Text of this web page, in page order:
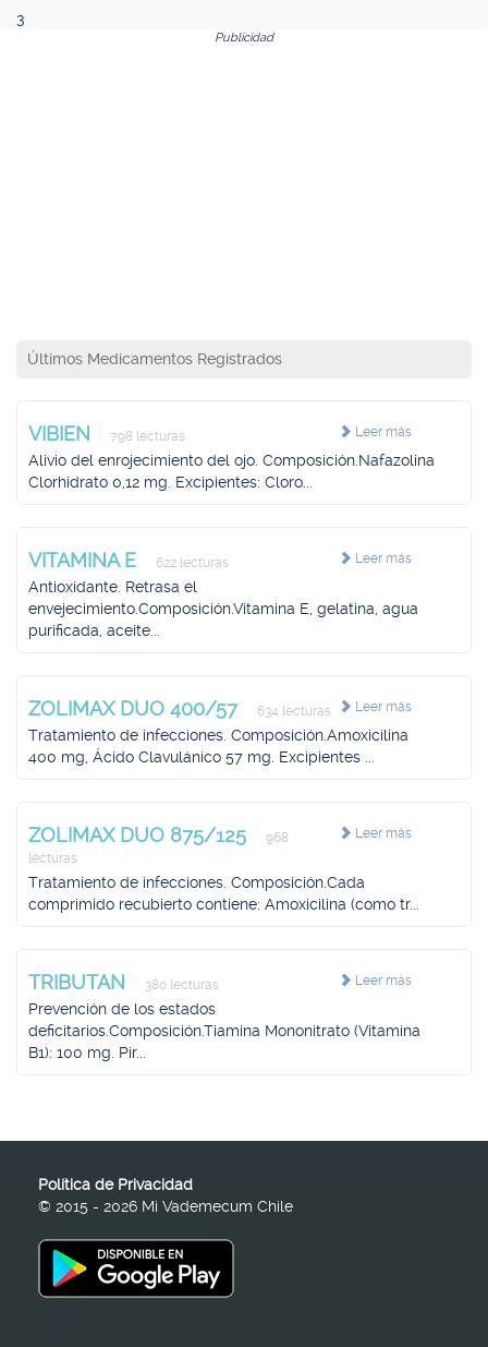
3
Publicidad
Últimos Medicamentos Registrados
Leer más
VIBIEN 798 lecturas
Alivio del enrojecimiento del ojo. Composición.Nafazolina
Clorhidrato 0,12 mg. Excipientes: Cloro...
Leer más
VITAMINA E 622 lecturas
Antioxidante. Retrasa el
envejecimiento.Composición.Vitamina E, gelatina, agua
purificada, aceite...
Leer más
ZOLIMAX DUO 400/57 634 lecturas
Tratamiento de infecciones. Composición.Amoxicilina
400 mg, Ácido Clavulánico 57 mg. Excipientes ...
Leer más
ZOLIMAX DUO 875/125
968
lecturas
Tratamiento de infecciones. Composición.Cada
comprimido recubierto contiene: Amoxicilina (como tr...
Leer más
TRIBUTAN 380 lecturas
Prevención de los estados
deficitarios.Composición.Tiamina Mononitrato (Vitamina
B1): 100 mg. Pir...
Política de Privacidad
© 2015 - 2026 Mi Vademecum Chile